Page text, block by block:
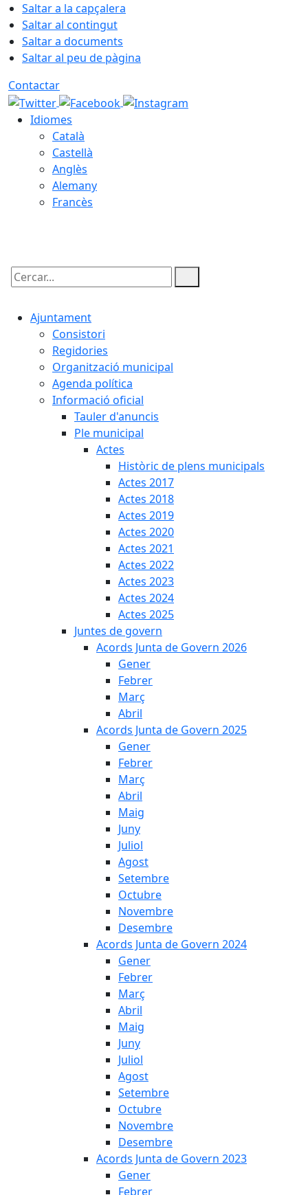
Saltar a la capçalera
Saltar al contingut
Saltar a documents
Saltar al peu de pàgina
Contactar
Idiomes
Català
Castellà
Anglès
Alemany
Francès
Cercar:
Ajuntament
Consistori
Regidories
Organització municipal
Agenda política
Informació oficial
Tauler d'anuncis
Ple municipal
Actes
Històric de plens municipals
Actes 2017
Actes 2018
Actes 2019
Actes 2020
Actes 2021
Actes 2022
Actes 2023
Actes 2024
Actes 2025
Juntes de govern
Acords Junta de Govern 2026
Gener
Febrer
Març
Abril
Acords Junta de Govern 2025
Gener
Febrer
Març
Abril
Maig
Juny
Juliol
Agost
Setembre
Octubre
Novembre
Desembre
Acords Junta de Govern 2024
Gener
Febrer
Març
Abril
Maig
Juny
Juliol
Agost
Setembre
Octubre
Novembre
Desembre
Acords Junta de Govern 2023
Gener
Febrer